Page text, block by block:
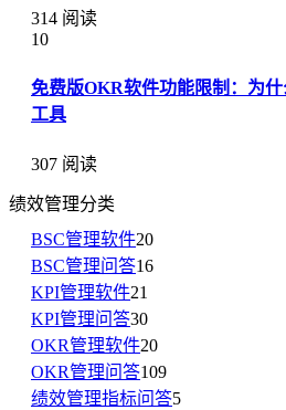
314 阅读
10
免费版OKR软件功能限制：为
工具
307 阅读
绩效管理分类
BSC管理软件20
BSC管理问答16
KPI管理软件21
KPI管理问答30
OKR管理软件20
OKR管理问答109
绩效管理指标问答5